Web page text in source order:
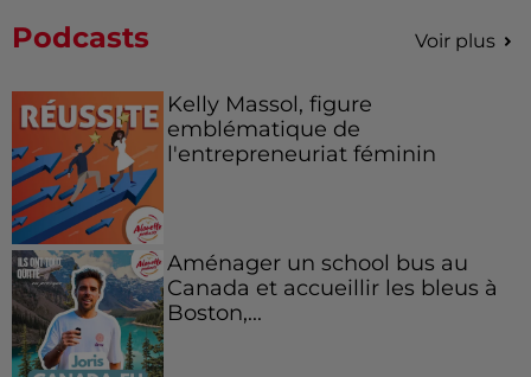
Podcasts Voir plus
Kelly Massol, figure
emblématique de
l'entrepreneuriat féminin
Aménager un school bus au
Canada et accueillir les bleus à
Boston,...